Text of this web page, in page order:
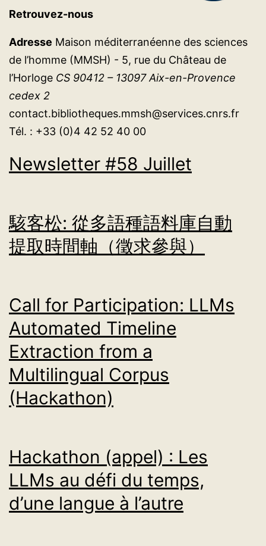
Retrouvez-nous
Adresse Maison méditerranéenne des sciences
de l’homme (MMSH) - 5, rue du Château de
l’Horloge CS 90412 – 13097 Aix-en-Provence
cedex 2
contact.bibliotheques.mmsh@services.cnrs.fr
Tél. : +33 (0)4 42 52 40 00
Newsletter #58 Juillet
駭客松: 從多語種語料庫自動
提取時間軸（徵求參與）
Call for Participation: LLMs
Automated Timeline
Extraction from a
Multilingual Corpus
(Hackathon)
Hackathon (appel) : Les
LLMs au défi du temps,
d’une langue à l’autre